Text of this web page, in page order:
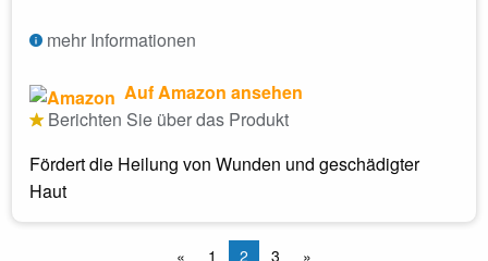
mehr Informationen
Auf Amazon ansehen
Berichten Sie über das Produkt
Fördert die Heilung von Wunden und geschädigter
Haut
« 1 2 3 »